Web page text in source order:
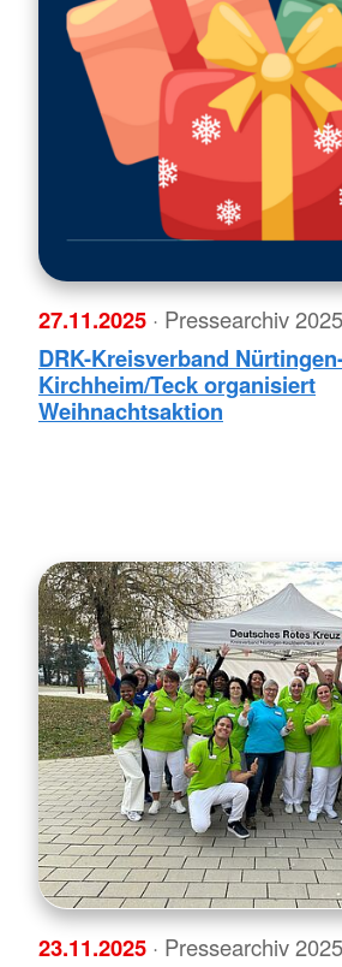
27.11.2025 · Pressearchiv 2025
DRK-Kreisverband
Kirchheim/Teck organisiert
Weihnachtsaktion
23.11.2025 · Pressearchiv 2025